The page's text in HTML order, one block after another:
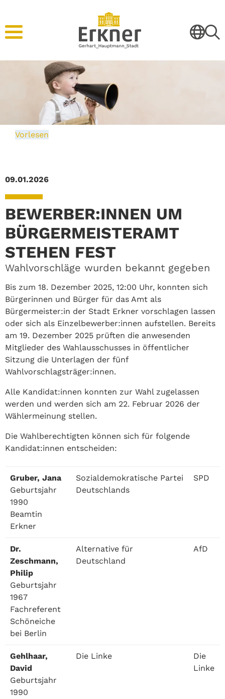
Vorlesen
09.01.2026
BEWERBER:INNEN UM
BÜRGERMEISTERAMT
STEHEN FEST
Wahlvorschläge wurden bekannt gegeben
Bis zum 18. Dezember 2025, 12:00 Uhr, konnten sich
Bürgerinnen und Bürger für das Amt als
Bürgermeister:in der Stadt Erkner vorschlagen lassen
oder sich als Einzelbewerber:innen aufstellen. Bereits
am 19. Dezember 2025 prüften die anwesenden
Mitglieder des Wahlausschusses in öffentlicher
Sitzung die Unterlagen der fünf
Wahlvorschlagsträger:innen.
Alle Kandidat:innen konnten zur Wahl zugelassen
werden und werden sich am 22. Februar 2026 der
Wählermeinung stellen.
Die Wahlberechtigten können sich für folgende
Kandidat:innen entscheiden:
Gruber, Jana
Geburtsjahr
1990
Beamtin
Erkner
Sozialdemokratische Partei
Deutschlands
SPD
Dr.
Zeschmann,
Philip
Geburtsjahr
1967
Fachreferent
Schöneiche
bei Berlin
Alternative für
Deutschland
AfD
Gehlhaar,
David
Geburtsjahr
1990
Die Linke
Die
Linke